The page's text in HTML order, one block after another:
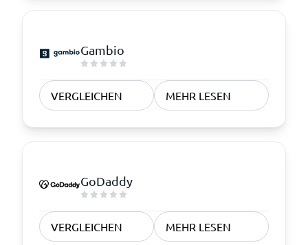
Gambio
VERGLEICHEN MEHR LESEN
GoDaddy
VERGLEICHEN MEHR LESEN